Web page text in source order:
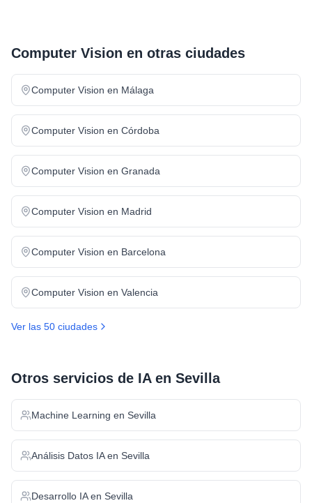
Computer Vision en otras ciudades
Computer Vision en Málaga
Computer Vision en Córdoba
Computer Vision en Granada
Computer Vision en Madrid
Computer Vision en Barcelona
Computer Vision en Valencia
Ver las 50 ciudades
Otros servicios de IA en Sevilla
Machine Learning en Sevilla
Análisis Datos IAen Sevilla
Desarrollo IAen Sevilla